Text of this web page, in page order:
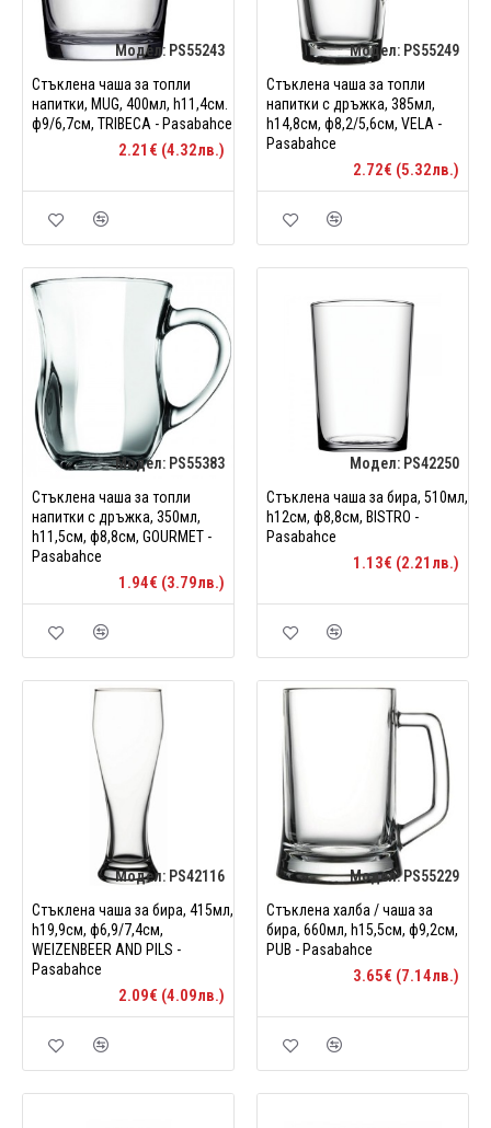
Модел: PS55243
Стъклена чаша за топли
напитки, MUG, 400мл, h11,4см.
ф9/6,7см, TRIBECA - Pasabahce
2.21€ (4.32лв.)
Модел: PS55249
Стъклена чаша за топли
напитки с дръжка, 385мл,
h14,8см, ф8,2/5,6см, VELA -
Pasabahce
2.72€ (5.32лв.)
Модел: PS55383
Стъклена чаша за топли
напитки с дръжка, 350мл,
h11,5см, ф8,8см, GOURMET -
Pasabahce
1.94€ (3.79лв.)
Модел: PS42250
Стъклена чаша за бира, 510мл,
h12см, ф8,8см, BISTRO -
Pasabahce
1.13€ (2.21лв.)
Модел: PS42116
Стъклена чаша за бира, 415мл,
h19,9см, ф6,9/7,4см,
WEIZENBEER AND PILS -
Pasabahce
2.09€ (4.09лв.)
Модел:PS55229
Стъклена халба / чаша за
бира, 660мл, h15,5см, ф9,2см,
PUB - Pasabahce
3.65€ (7.14лв.)